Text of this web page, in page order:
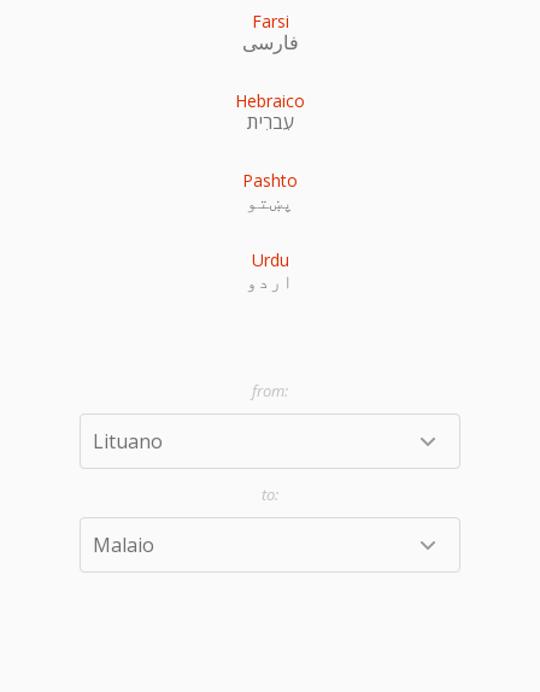
Farsi
فارسی
Hebraico
עִברִית
Pashto
پښتو
Urdu
اردو